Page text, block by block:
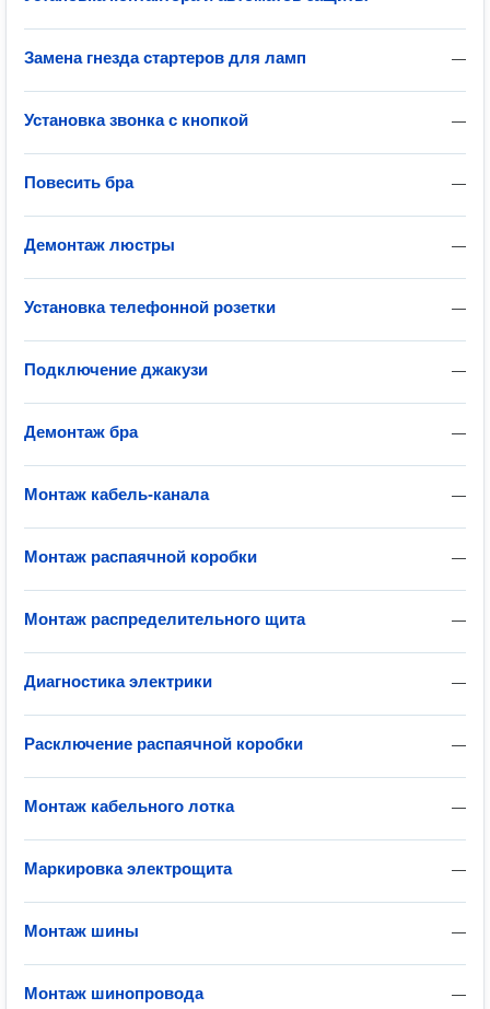
—
Замена гнезда стартеров для ламп
—
Установка звонка с кнопкой
—
Повесить бра
—
Демонтаж люстры
—
Установка телефонной розетки
—
Подключение джакузи
—
Демонтаж бра
—
Монтаж кабель-канала
—
Монтаж распаячной коробки
—
Монтаж распределительного щита
—
Диагностика электрики
—
Расключение распаячной коробки
—
Монтаж кабельного лотка
—
Маркировка электрощита
—
Монтаж шины
—
Монтаж шинопровода